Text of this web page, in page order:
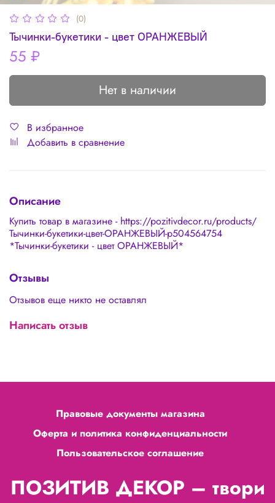
(0)
Тычинки-букетики - цвет ОРАНЖЕВЫЙ
55 ₽
Нет в наличии
В избранное
Добавить в сравнение
Описание
Купить товар в магазине - https://pozitivdecor.ru/products/
Тычинки-букетики-цвет-ОРАНЖЕВЫЙ-p504564754
*Тычинки-букетики - цвет ОРАНЖЕВЫЙ*
Отзывы
Отзывов еще никто не оставлял
Написать отзыв
Правовые документы магазина
Оферта и политика конфиденциальности
Пользовательское соглашение
ПОЗИТИВ ДЕКОР – твори